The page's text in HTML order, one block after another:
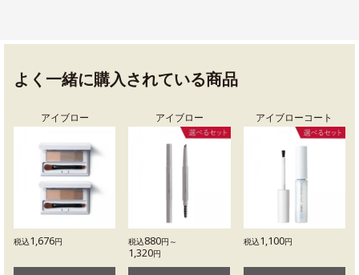
よく一緒に購入されている商品
アイブロー
税込1,676円
アイブロー
税込880円～
1,320円
アイブローコート
税込1,100円